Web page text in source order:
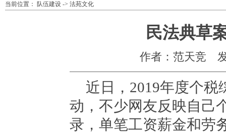
当前位置： 队伍建设 -> 法苑文化
民法典草
作者：范天竞
近日， 2019年度个税
动，不少网友反映自己
录，单笔工资薪金和劳